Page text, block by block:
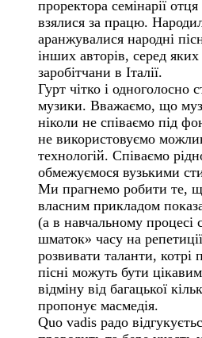
проректора семінарії
взялися за працю.
аранжувалися народні
інших авторів, серед
заробітчани в Італії.
Гурт чітко і
музики. Вважаємо, що
ніколи не співаємо під
не використовуємо
технологій. Співаємо
обмежуємося вузькими
Ми прагнемо робити те,
власним прикладом
(а в навчальному процесі
шматок» часу на
розвивати таланти, котрі
пісні можуть бути
відміну від багацької
пропонує масмедія.
Quo vadis радо